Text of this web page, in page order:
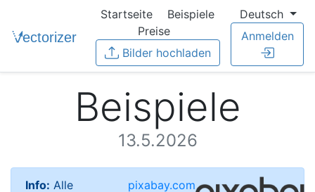
Startseite
Beispiele
Preise
Bilder hochladen
Deutsch
Anmelden
Beispiele
13.5.2026
Info: Alle
pixabay.com